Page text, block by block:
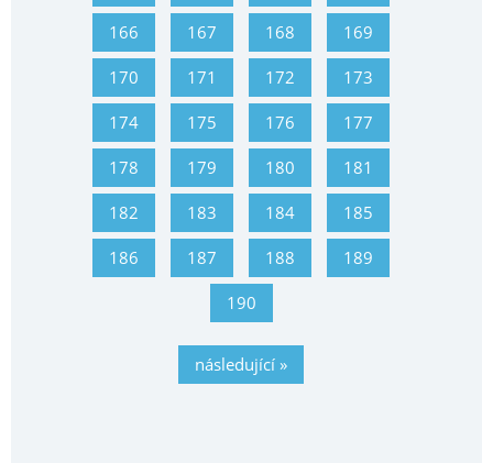
166 167 168 169
170 171 172 173
174 175 176 177
178 179 180 181
182 183 184 185
186 187 188 189
190
následující »